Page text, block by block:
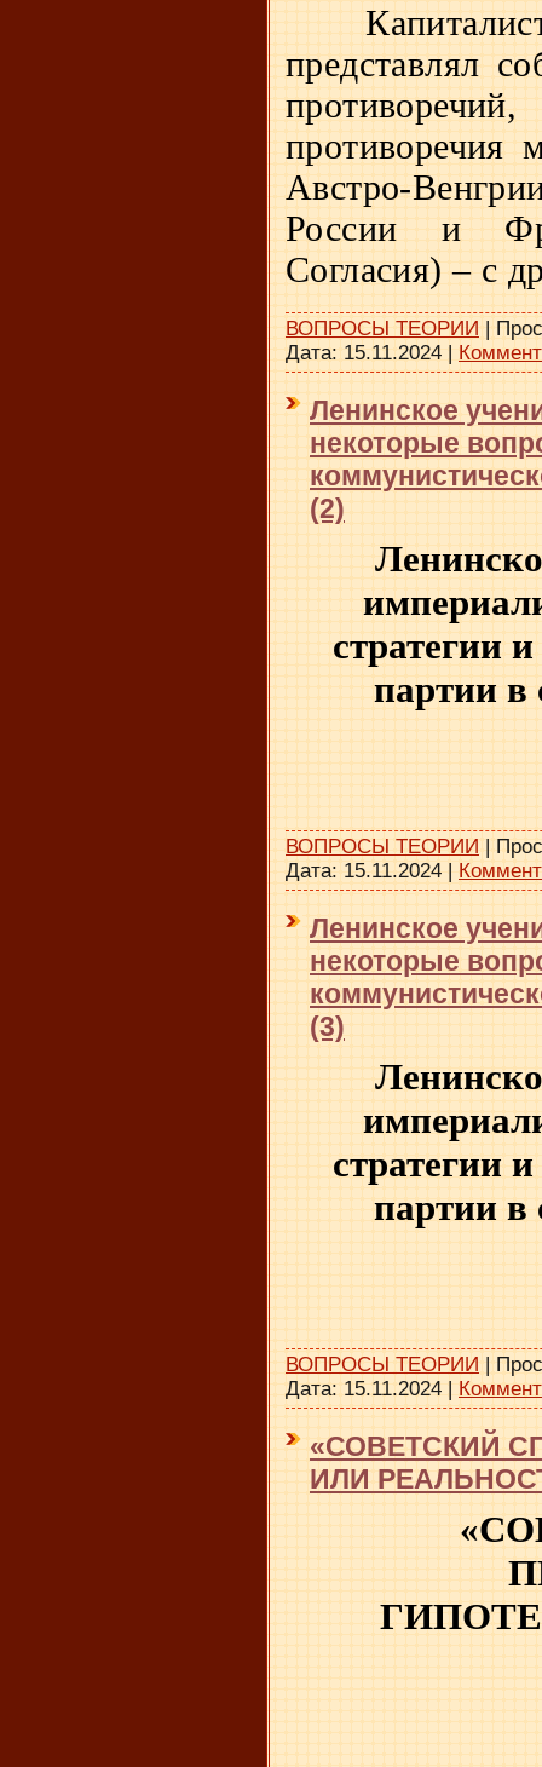
представлял
противоречия
Австро-
России и
Согласия) – с
ВОПРОСЫ ТЕОРИИ |
Дата: 15.11.2024 |
Ленинское
некоторые
(2)
стратегии и
партии в
ВОПРОСЫ ТЕОРИИ |
Дата: 15.11.2024 |
Ленинское
некоторые
(3)
стратегии и
партии в
ВОПРОСЫ ТЕОРИИ |
Дата: 15.11.2024 |
«СОВЕТСКИЙ
ИЛИ